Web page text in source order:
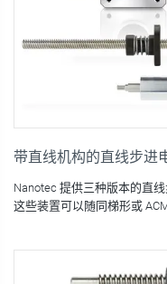
带直线机构的直线步进
Nanotec 提供三种版本的直
这些装置可以随同梯形或